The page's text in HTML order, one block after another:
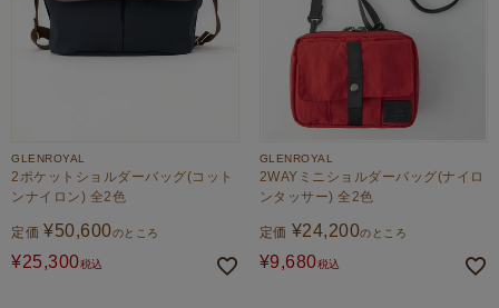
GLENROYAL
2ポケットショルダーバッグ(コット
ンナイロン) 全2色
定価 ¥50,600のところ
¥25,300税込
GLENROYAL
2WAYミニショルダーバッグ(ナイロ
ンタッサー) 全2色
定価 ¥24,200のところ
¥9,680税込